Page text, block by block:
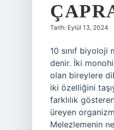
Tarih: Eylül 13, 2024
10 sınıf
denir. İki
olan bireylere
iki özelliğini
farklılık
üreyen
Melezlemenin